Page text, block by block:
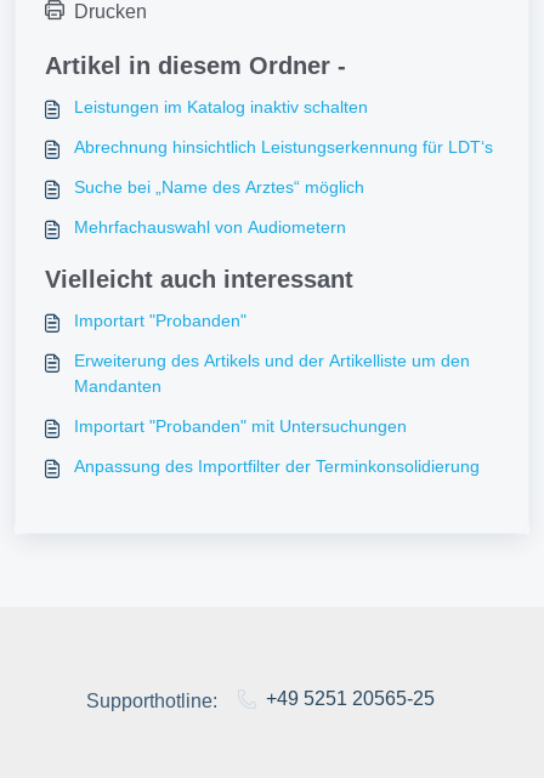
Drucken
Artikel in diesem Ordner -
Leistungen im Katalog inaktiv schalten
Abrechnung hinsichtlich Leistungserkennung für LDT‘s
Suche bei „Name des Arztes“ möglich
Mehrfachauswahl von Audiometern
Vielleicht auch interessant
Importart "Probanden"
Erweiterung des Artikels und der Artikelliste um den
Mandanten
Importart "Probanden" mit Untersuchungen
Anpassung des Importfilter der Terminkonsolidierung
Supporthotline: +49 5251 20565-25